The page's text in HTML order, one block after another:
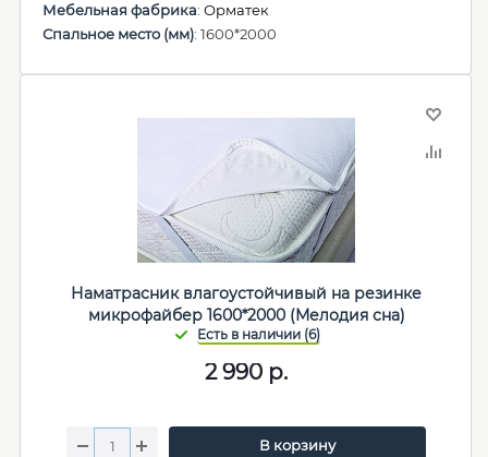
Мебельная фабрика: Орматек
Спальное место (мм): 1600*2000
Наматрасник влагоустойчивый на резинке
микрофайбер 1600*2000 (Мелодия сна)
2 990 р.
В корзину